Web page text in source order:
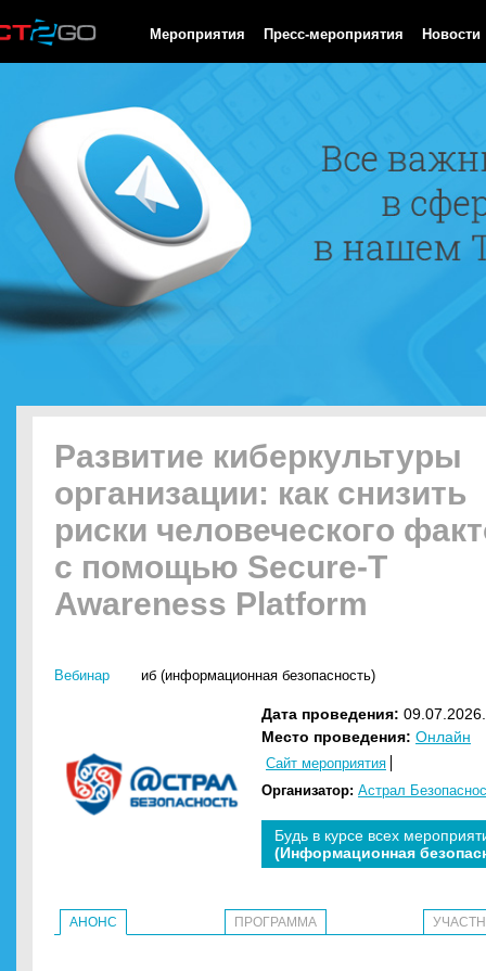
Мероприятия Пресс-мероприятия Новости
Развитие киберкультуры
организации: как снизить
риски человеческого
с помощью Secure-T
Awareness Platform
Вебинар иб (информационная безопасность)
Дата проведения:
Место проведения: Онлайн
Сайт мероприятия
Организатор: Астрал
Будь в курсе всех
(Информационная
АНОНС ПРОГРАММА